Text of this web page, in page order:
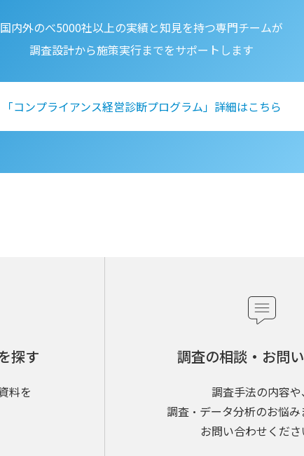
国内外のべ5000社以上の実績と知見を持つ専門チームが
調査設計から施策実行までをサポートします
「コンプライアンス経営診断プログラム」詳細はこちら
探す
料を
調査の相談・お問
調査手法の内容や
調査・データ分析のお悩
お問い合わせくださ